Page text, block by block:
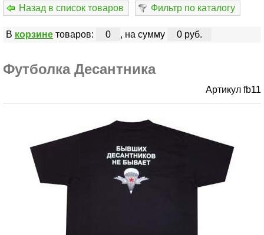
Назад в список товаров Фильтр по каталогу
В корзинетоваров: 0 , на сумму 0 руб.
Футболка Десантника
Артикул fb11